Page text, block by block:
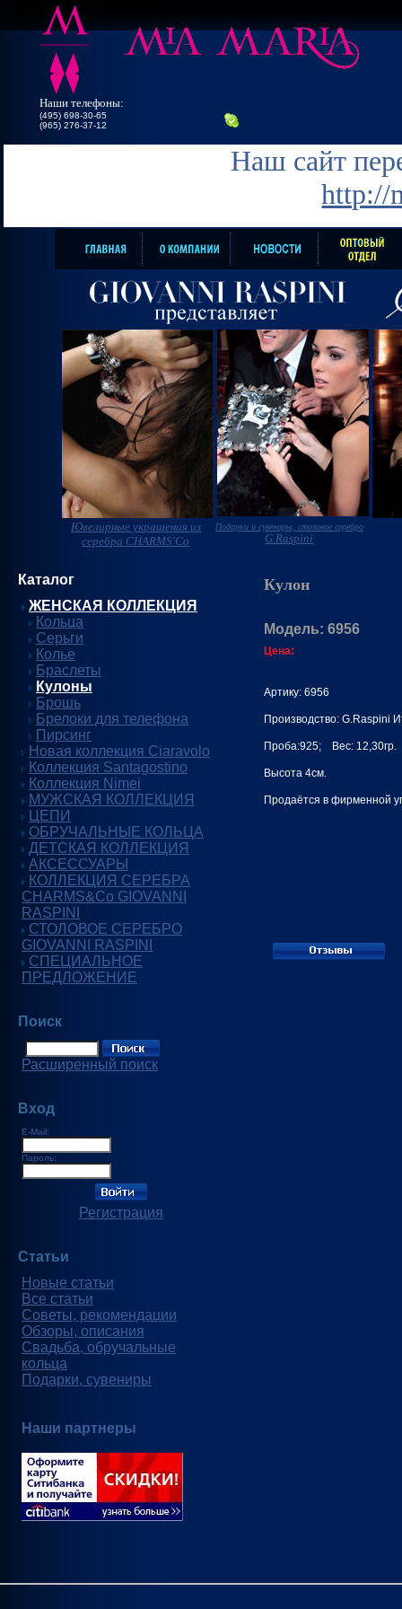
Наши телефоны:
(495) 698-30-65
(965) 276-37-12
Наш сайт
http://
Ювелирные украшения из
серебра CHARMS'Co
Подарки и сувениры, столовое серебро
G.Raspini
Каталог
ЖЕНСКАЯ КОЛЛЕКЦИЯ
Кольца
Серьги
Колье
Браслеты
Кулоны
Брошь
Брелоки для телефона
Пирсинг
Новая коллекция Ciaravolo
Коллекция Santagostino
Коллекция Nimei
МУЖСКАЯ КОЛЛЕКЦИЯ
ЦЕПИ
ОБРУЧАЛЬНЫЕ КОЛЬЦА
ДЕТСКАЯ КОЛЛЕКЦИЯ
АКСЕССУАРЫ
КОЛЛЕКЦИЯ СЕРЕБРА
CHARMS&Co GIOVANNI
RASPINI
СТОЛОВОЕ СЕРЕБРО
GIOVANNI RASPINI
СПЕЦИАЛЬНОЕ
ПРЕДЛОЖЕНИЕ
Поиск
Расширенный поиск
Вход
E-Mail:
Пароль:
Регистрация
Статьи
Новые статьи
Все статьи
Советы, рекомендации
Обзоры, описания
Свадьба, обручальные
кольца
Подарки, сувениры
Наши партнеры
Кулон
Модель: 6956
Цена:
Артику: 6956
Производство: G.Raspini
Проба:925; Вес: 12,30гр.
Высота 4см.
Продаётся в фирменной